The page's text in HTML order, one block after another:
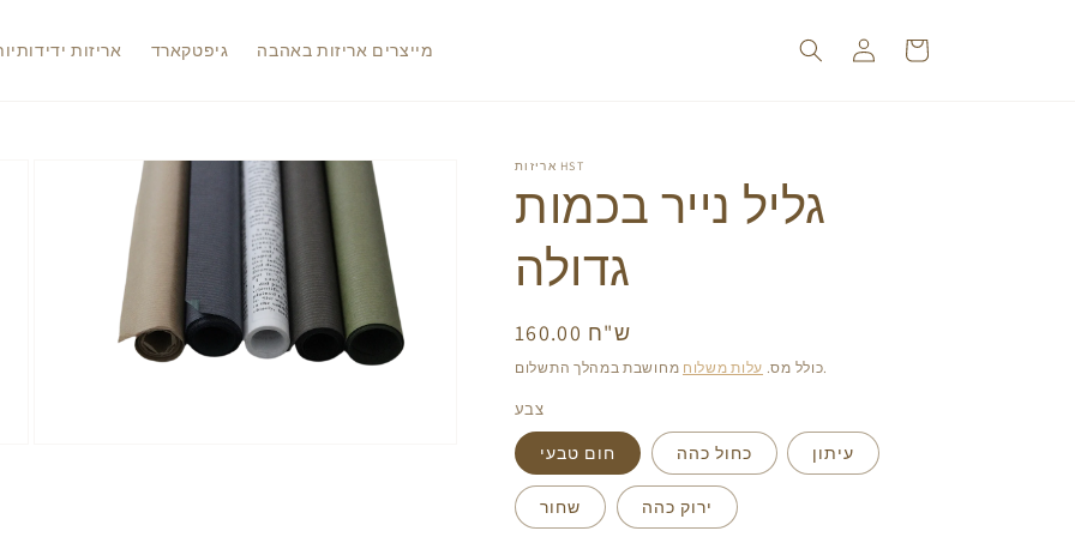
אריזות גיפטקארד מייצרים אריזות באהבה התחברות עגלה
אריזות HST
גליל נייר בכמות
גדולה
מחיר
רגיל
160.00 ש"ח
כולל מס. עלות משלוח מחושבת במהלך התשלום.
צבע
חום טבעי כחול כהה עיתון
שחור ירוק כהה